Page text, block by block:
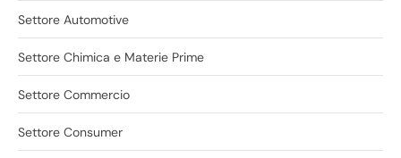
Settore Automotive
Settore Chimica e Materie Prime
Settore Commercio
Settore Consumer